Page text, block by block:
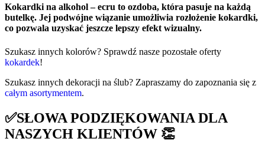
Kokardki na alkohol – ecru to ozdoba, która pasuje na każdą
butelkę. Jej podwójne wiązanie umożliwia rozłożenie kokardki,
co pozwala uzyskać jeszcze lepszy efekt wizualny.
Szukasz innych kolorów? Sprawdź nasze pozostałe oferty
kokardek!
Szukasz innych dekoracji na ślub? Zapraszamy do zapoznania się z
całym asortymentem.
✅SŁOWA PODZIĘKOWANIA DLA
NASZYCH KLIENTÓW 👏